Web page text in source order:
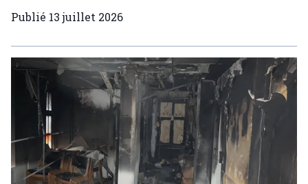
Publié 13 juillet 2026